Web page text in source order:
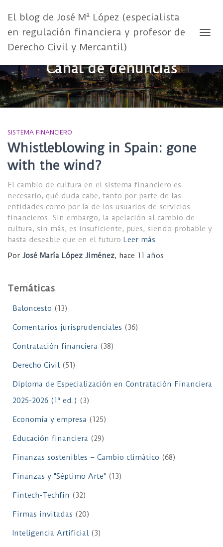
El blog de José Mª López (especialista
en regulación financiera y profesor de
Derecho Civil y Mercantil)
Canal de denuncias
SISTEMA FINANCIERO
Whistleblowing in Spain: gone
with the wind?
El cambio de cultura en el sistema financiero es
necesario, qué duda cabe, tanto por parte de las
entidades como por la de los usuarios de servicios
financieros. Sin embargo, la apelación al cambio de
cultura, sin más, es insuficiente, pues, siendo probable y
hasta deseable que en el futuro Leer más
Por José María López Jiménez, hace 11 años
Temáticas
Baloncesto (13)
Comentarios jurisprudenciales (36)
Contratación financiera (38)
Derecho Civil(51)
Diploma de Especialización en Contratación Financiera
2025-2026 (1ª ed.) (3)
Economía y empresa (125)
Educación financiera (29)
Finanzas sostenibles – Cambio climático (68)
Finanzas y "Séptimo Arte" (13)
Fintech-Techfin (32)
Firmas invitadas (20)
Inteligencia Artificial(3)